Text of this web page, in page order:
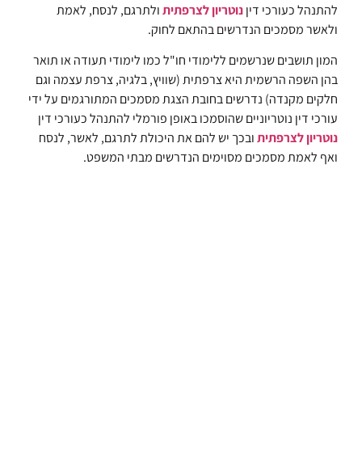
להתנהל כעורכי דיןנוטריון לצרפתיתולתרגם, לנסח, לאמת
ולאשר מסמכים הנדרשים בהתאם לחוק.
המון תושבים שנרשמים ללימודי חו"ל כמו לימודי תעודה או תואר
בהן השפה הרשמית היא צרפתית (שוויץ, בלגיה, צרפת עצמה וגם
חלקים מקנדה) נדרשים בחובת הצגת מסמכים המתורגמים על ידי
עורכי דין נוטריוניים שהוסמכו באופן פורמלי להתנהל כעורכי דין
נוטריון לצרפתיתובכך יש להם את היכולת לתרגם, לאשר, לנסח
ואף לאמת מסמכים מסוימים הנדרשים מבתי המשפט.